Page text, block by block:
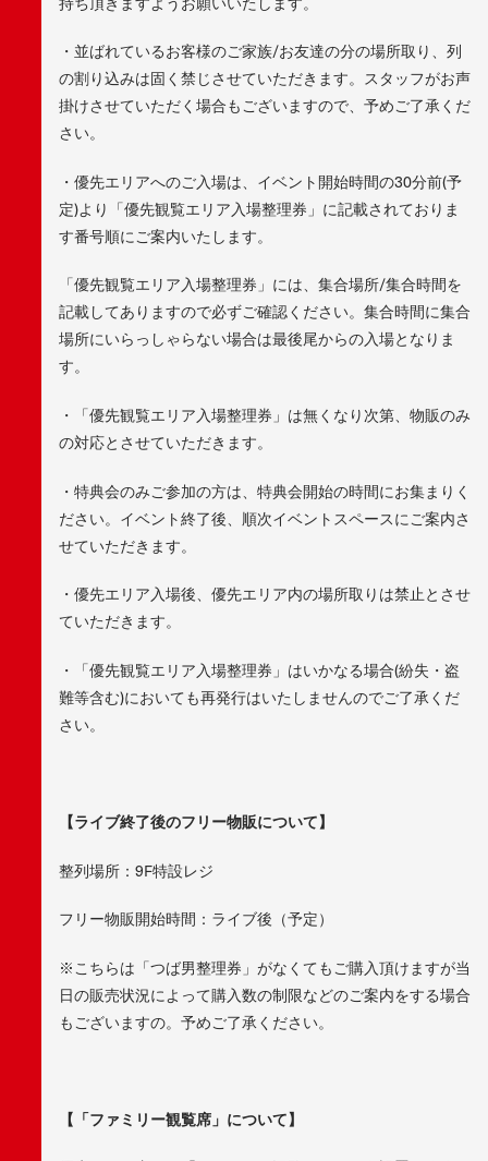
・並ばれているお客様のご家族/お友達の分の場所取り、列
の割り込みは固く禁じさせていただきます。スタッフがお声
掛けさせていただく場合もございますので、予めご了承くだ
さい。
・優先エリアへのご入場は、イベント開始時間の30分前(予
定)より「優先観覧エリア入場整理券」に記載されておりま
す番号順にご案内いたします。
「優先観覧エリア入場整理券」には、集合場所/集合時間を
記載してありますので必ずご確認ください。集合時間に集合
場所にいらっしゃらない場合は最後尾からの入場となりま
す。
・「優先観覧エリア入場整理券」は無くなり次第、物販のみ
の対応とさせていただきます。
・特典会のみご参加の方は、特典会開始の時間にお集まりく
ださい。イベント終了後、順次イベントスペースにご案内さ
せていただきます。
・優先エリア入場後、優先エリア内の場所取りは禁止とさせ
ていただきます。
・「優先観覧エリア入場整理券」はいかなる場合(紛失・盗
難等含む)においても再発行はいたしませんのでご了承くだ
さい。
【ライブ終了後のフリー物販について】
整列場所：9F特設レジ
フリー物販開始時間：ライブ後（予定）
※こちらは「つば男整理券」がなくてもご購入頂けますが当
日の販売状況によって購入数の制限などのご案内をする場合
もございますの。予めご了承ください。
【「ファミリー観覧席」について】